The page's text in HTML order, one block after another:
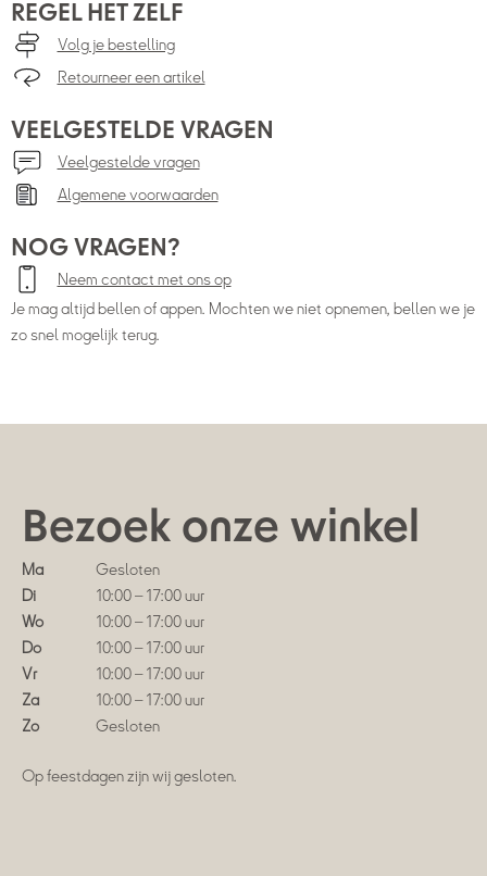
REGEL HET ZELF
Volg je bestelling
Retourneer een artikel
VEELGESTELDE VRAGEN
Veelgestelde vragen
Algemene voorwaarden
NOG VRAGEN?
Neem contact met ons op
Je mag altijd bellen of appen. Mochten we niet opnemen, bellen we je
zo snel mogelijk terug.
Bezoek onze winkel
Ma
Gesloten
Di
10:00 – 17:00 uur
Wo
10:00 – 17:00 uur
Do
10:00 – 17:00 uur
Vr
10:00 – 17:00 uur
Za
10:00 – 17:00 uur
Zo
Gesloten
Op feestdagen zijn wij gesloten.